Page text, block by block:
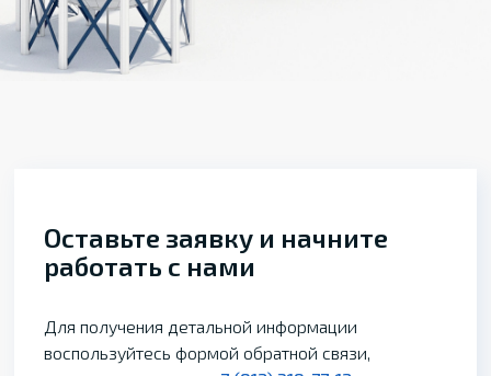
Оставьте заявку и начните
работать с нами
Для получения детальной информации
воспользуйтесь формой обратной связи,